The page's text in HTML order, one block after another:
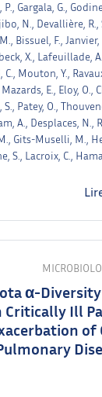
Gargala, G.,
N., Devallière, R.,
Bissuel, F., Janvier,
X., Lafeuillade,
Mouton, Y.,
E., Eloy, O.,
Patey, O.,
A., Desplaces, N.,
Gits-Muselli, M.,
S., Lacroix, C.,
α-
Critically Ill
of